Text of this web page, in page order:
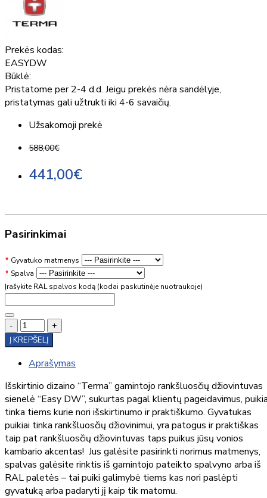
Prekės kodas:
EASYDW
Būklė:
Pristatome per 2-4 d.d. Jeigu prekės nėra sandėlyje,
pristatymas gali užtrukti iki 4-6 savaičių.
Užsakomoji prekė
588,00€
441,00€
Pasirinkimai
Gyvatuko matmenys
Spalva
Įrašykite RAL spalvos kodą (kodai paskutinėje nuotraukoje)
-
+
Į KREPŠELĮ
Aprašymas
Išskirtinio dizaino “Terma” gamintojo rankšluosčių džiovintuvas
sienelė “Easy DW”, sukurtas pagal klientų pageidavimus,
tinka tiems kurie nori išskirtinumo ir praktiškumo. Gyvatukas
puikiai tinka rankšluosčių džiovinimui, yra patogus ir praktiškas
taip pat rankšluosčių džiovintuvas taps puikus jūsų vonios
kambario akcentas! Jus galėsite pasirinkti norimus matmenys,
spalvas galėsite rinktis iš gamintojo pateikto spalvyno arba iš
RAL paletės – tai puiki galimybė tiems kas nori paslėpti
gyvatuką arba padaryti jį kaip tik matomu.